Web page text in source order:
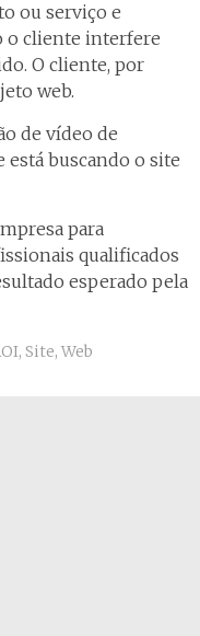
ou serviço e
o cliente interfere
O cliente, por
web.
de vídeo de
buscando o site
para
qualificados
esperado pela
, Site, Web